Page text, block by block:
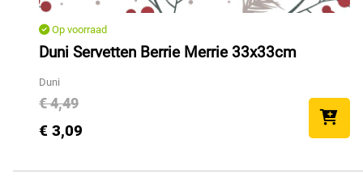
Op voorraad
Duni Servetten Berrie Merrie 33x33cm
Duni
€ 4,49
€ 3,09